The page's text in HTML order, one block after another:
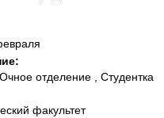
отделение , Студентка
факультет